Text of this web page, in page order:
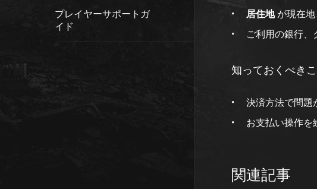
プレイヤーサポートガ
イド
居住地が現在地
ご利用の銀行、
知っておくべき
決済方法で問題
お支払い操作を
関連記事